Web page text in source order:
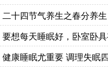
二十四节气养生之春分养生
要想每天睡眠好，卧室卧
健康睡眠尤重要 调理失眠